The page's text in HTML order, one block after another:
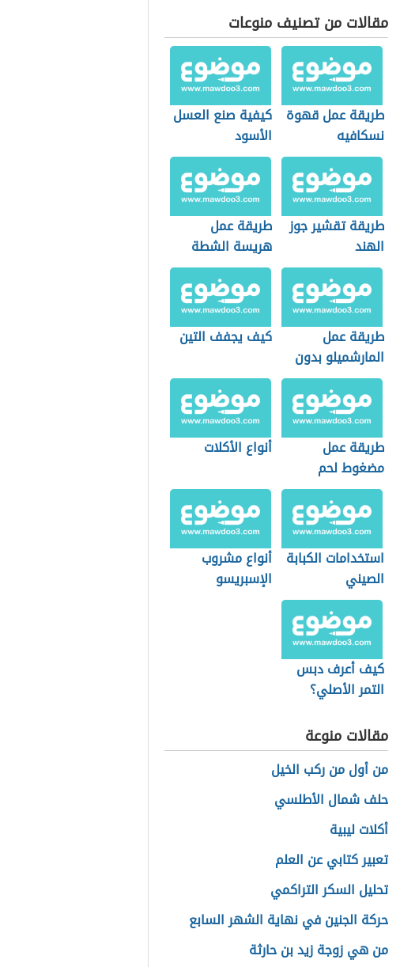
مقالات من تصنيف منوعات
طريقة عمل قهوة
نسكافيه
كيفية صنع العسل
الأسود
طريقة تقشير جوز
الهند
طريقة عمل
هريسة الشطة
طريقة عمل
المارشميلو بدون
جيلاتين
كيف يجفف التين
طريقة عمل
مضغوط لحم
أنواع الأكلات
استخدامات الكبابة
الصيني
أنواع مشروب
الإسبريسو
كيف أعرف دبس
التمر الأصلي؟
مقالات منوعة
من أول من ركب الخيل
حلف شمال الأطلسي
أكلات ليبية
تعبير كتابي عن العلم
تحليل السكر التراكمي
حركة الجنين في نهاية الشهر السابع
من هي زوجة زيد بن حارثة